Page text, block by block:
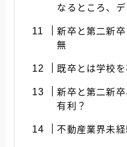
なるところ、デ
新卒と第二新
無
既卒とは学校
新卒と第二新
有利？
不動産業界未